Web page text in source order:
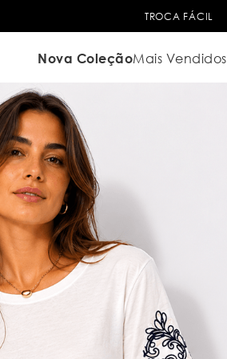
TROCA FÁCIL
Nova ColeçãoMais Vendidos